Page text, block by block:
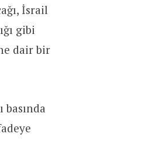
İsrail
gibi
dair bir